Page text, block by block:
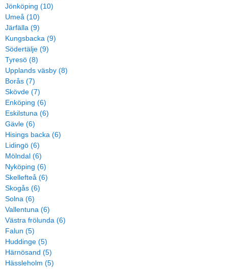
Jönköping (10)
Umeå (10)
Järfälla (9)
Kungsbacka (9)
Södertälje (9)
Tyresö (8)
Upplands väsby (8)
Borås (7)
Skövde (7)
Enköping (6)
Eskilstuna (6)
Gävle (6)
Hisings backa (6)
Lidingö (6)
Mölndal (6)
Nyköping (6)
Skellefteå (6)
Skogås (6)
Solna (6)
Vallentuna (6)
Västra frölunda (6)
Falun (5)
Huddinge (5)
Härnösand (5)
Hässleholm (5)